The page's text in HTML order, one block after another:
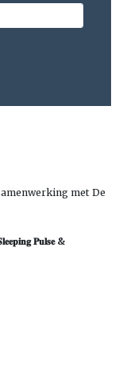
met De
𝐏𝐮𝐥𝐬𝐞 &